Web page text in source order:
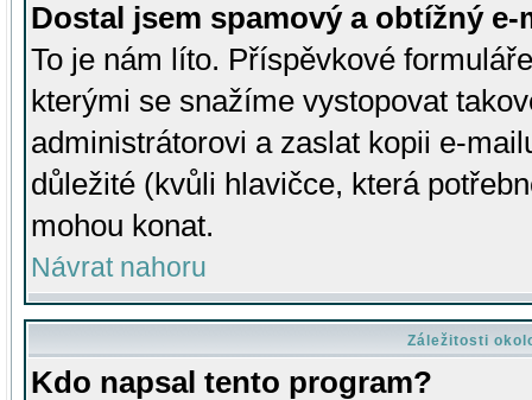
Dostal jsem spamový a obtížný
To je nám líto. Příspěvkové
kterými se snažíme vystopovat
administrátorovi a zaslat kopii e-
důležité (kvůli hlavičce, která
mohou konat.
Návrat nahoru
Záležitosti
Kdo napsal tento program?